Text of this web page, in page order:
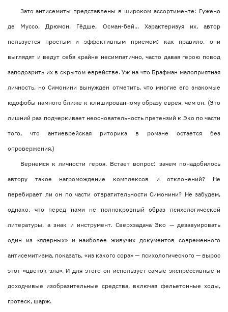
Зато антисемиты представлены в широком ассортименте: Гужено
де Муссо, Дрюмон, Гёдше, Осман-бей... Характеризуя их, автор
пользуется простым и эффективным приемом: как правило, они
выглядят и ведут себя крайне несимпатично, часто давая герою повод
заподозрить их в скрытом еврействе. Уж на что Брафман малоприятная
личность, но Симонини вынужден отметить, что многие его знакомые
юдофобы намного ближе к клишированному образу еврея, чем он. (Это
лишний раз подчеркивает неосновательность претензий к Эко по части
того, что антиеврейская риторика в романе остается без
опровержения.)
Вернемся к личности героя. Встает вопрос: зачем понадобилось
автору такое нагромождение комплексов и отклонений? Не
перебирает ли он по части отвратительности Симонини? Не забудем,
однако, что перед нами не полнокровный образ психологической
литературы, а знак и инструмент. Сверхзадача Эко — дезавуировать
один из «ядерных» и наиболее живучих документов современного
антисемитизма, показать, «из какого сора» — психологического — вырос
этот «цветок зла». И для этого он использует самые экспрессивные и
доходчивые изобразительные средства, включая фельетонные ходы,
гротеск, шарж.